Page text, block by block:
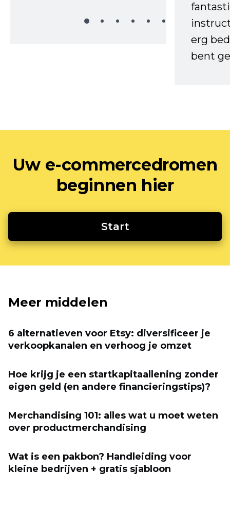
erg
bent
Uw e-commercedromen
beginnen hier
Start
Meer middelen
6 alternatieven voor Etsy: diversificeer je
verkoopkanalen en verhoog je omzet
Hoe krijg je een startkapitaallening zonder
eigen geld (en andere financieringstips)?
Merchandising 101: alles wat u moet weten
over productmerchandising
Wat is een pakbon? Handleiding voor
kleine bedrijven + gratis sjabloon